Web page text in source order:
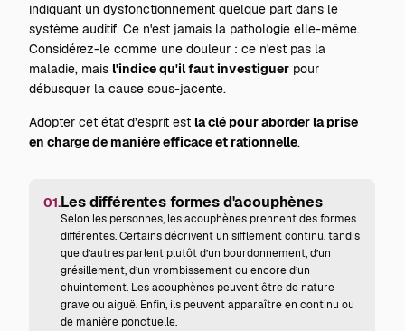
indiquant un dysfonctionnement quelque part dans le
système auditif. Ce n'est jamais la pathologie elle-même.
Considérez-le comme une douleur : ce n'est pas la
maladie, mais l'indice qu'il faut investiguer pour
débusquer la cause sous-jacente.
Adopter cet état d’esprit est la clé pour aborder la prise
en charge de manière efficace et rationnelle.
01.Les différentes formes d'acouphènes
Selon les personnes, les acouphènes prennent des formes
différentes. Certains décrivent un sifflement continu, tandis
que d’autres parlent plutôt d’un bourdonnement, d’un
grésillement, d’un vrombissement ou encore d’un
chuintement. Les acouphènes peuvent être de nature
grave ou aiguë. Enfin, ils peuvent apparaître en continu ou
de manière ponctuelle.